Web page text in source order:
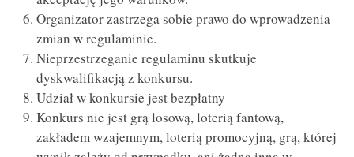
Organizator zastrzega sobie prawo do wprowadzenia
zmian w regulaminie.
Nieprzestrzeganie regulaminu skutkuje
dyskwalifikacją z konkursu.
Udział w konkursie jest bezpłatny
Konkurs nie jest grą losową, loterią fantową,
zakładem wzajemnym, loterią promocyjną, grą, której